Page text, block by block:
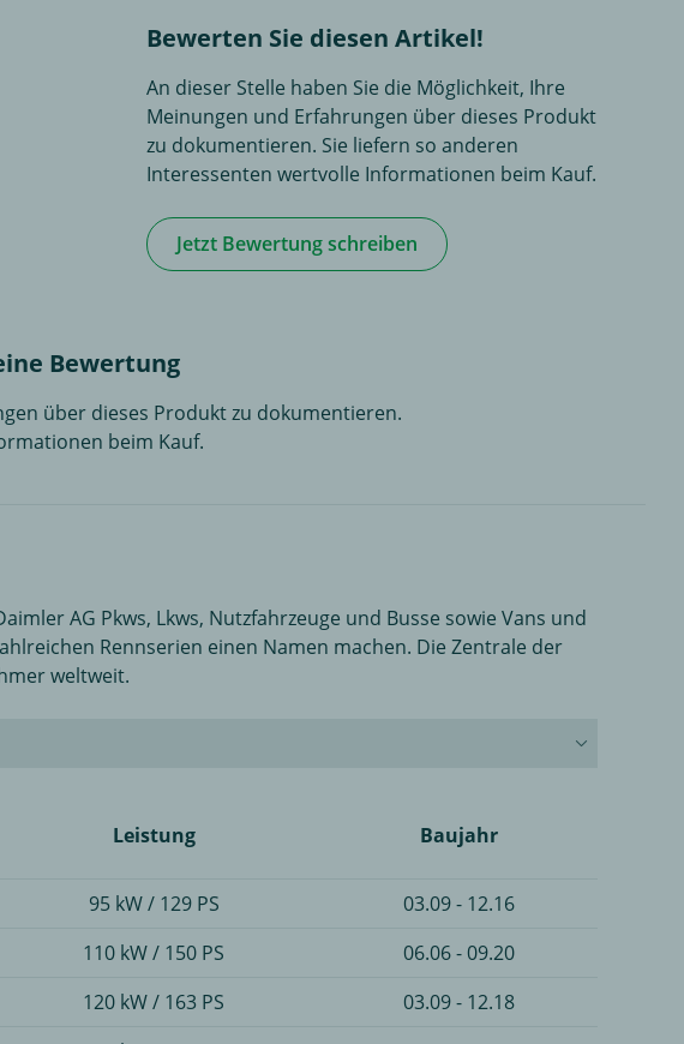
Bewerten Sie diesen Artikel!
An dieser Stelle haben Sie die Möglichkeit, Ihre
Meinungen und Erfahrungen über dieses Produkt
zu dokumentieren. Sie liefern so anderen
Interessenten wertvolle Informationen beim Kauf.
Jetzt Bewertung schreiben
Bewertung
über dieses Produkt zu dokumentieren.
beim Kauf.
AG Pkws, Lkws, Nutzfahrzeuge und Busse sowie Vans und
Rennserien einen Namen machen. Die Zentrale der
weltweit.
Leistung Baujahr
95 kW / 129 PS
03.09 - 12.16
110 kW / 150 PS
06.06 - 09.20
120 kW / 163 PS
03.09 - 12.18